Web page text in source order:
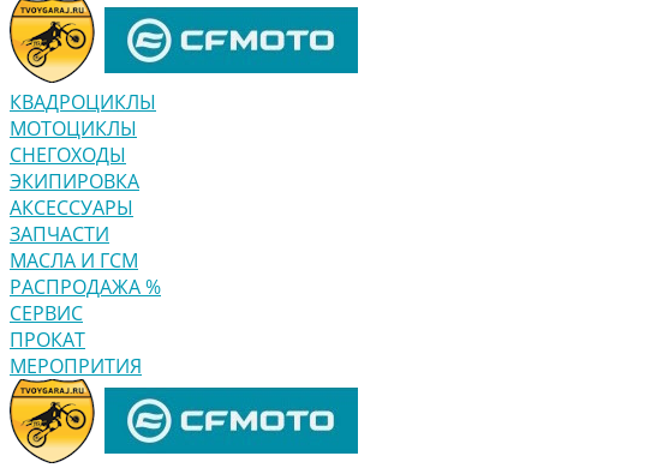
КВАДРОЦИКЛЫ
МОТОЦИКЛЫ
СНЕГОХОДЫ
ЭКИПИРОВКА
АКСЕССУАРЫ
ЗАПЧАСТИ
МАСЛА И ГСМ
РАСПРОДАЖА %
СЕРВИС
ПРОКАТ
МЕРОПРИТИЯ